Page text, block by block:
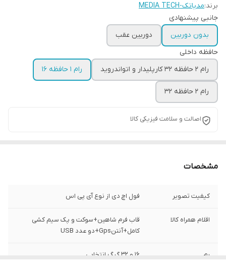
برند:مدیاتک-MEDIA TECH
جانبی پیشنهادی
بدون دوربین
دوربین عقب
حافظه داخلی
رام 2 حافظه 32 کارپلیدار و اتواندروید
رام 1 حافظه 16
رام 2 حافظه 32
اصالت و سلامت فیزیکی کالا
مشخصات
کیفیت تصویر فول اچ دی از نوع آی پی اس
اقلام همراه کالا
قاب فرم شاهین+سوکت و پک سیم کشی
کامل+آنتنGps+دو عدد USB
رم 16 و 32 گیگ انتخابی